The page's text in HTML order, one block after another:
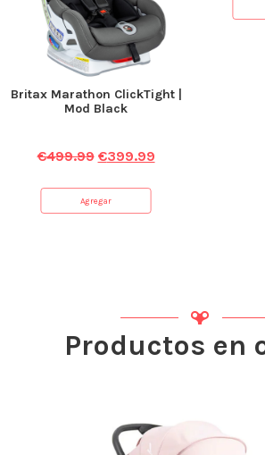
Britax Marathon ClickTight |
Mod Black
€499.99 €399.99
Agregar
Productos en